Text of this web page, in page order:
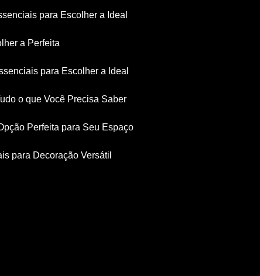
para Escolher a Ideal
a Perfeita
para Escolher a Ideal
o que Você Precisa Saber
Perfeita para Seu Espaço
para Decoração Versátil